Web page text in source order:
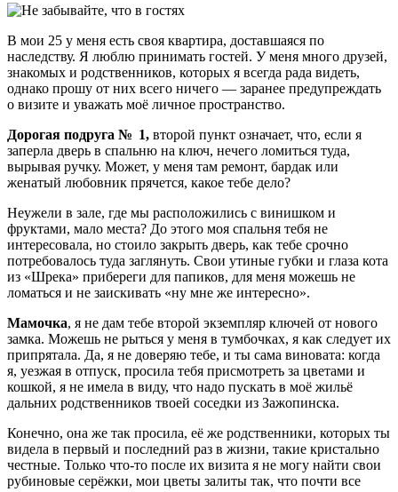
В мои 25 у меня есть своя квартира, доставшаяся по
наследству. Я люблю принимать гостей. У меня много друзей,
знакомых и родственников, которых я всегда рада видеть,
однако прошу от них всего ничего — заранее предупреждать
о визите и уважать моё личное пространство.
Дорогая подруга № 1, второй пункт означает, что, если я
заперла дверь в спальню на ключ, нечего ломиться туда,
вырывая ручку. Может, у меня там ремонт, бардак или
женатый любовник прячется, какое тебе дело?
Неужели в зале, где мы расположились с винишком и
фруктами, мало места? До этого моя спальня тебя не
интересовала, но стоило закрыть дверь, как тебе срочно
потребовалось туда заглянуть. Свои утиные губки и глаза кота
из «Шрека» прибереги для папиков, для меня можешь не
ломаться и не заискивать «ну мне же интересно».
Мамочка, я не дам тебе второй экземпляр ключей от нового
замка. Можешь не рыться у меня в тумбочках, я как следует их
припрятала. Да, я не доверяю тебе, и ты сама виновата: когда
я, уезжая в отпуск, просила тебя присмотреть за цветами и
кошкой, я не имела в виду, что надо пускать в моё жильё
дальних родственников твоей соседки из Зажопинска.
Конечно, она же так просила, её же родственники, которых ты
видела в первый и последний раз в жизни, такие кристально
честные. Только что-то после их визита я не могу найти свои
рубиновые серёжки, мои цветы залиты так, что почти все